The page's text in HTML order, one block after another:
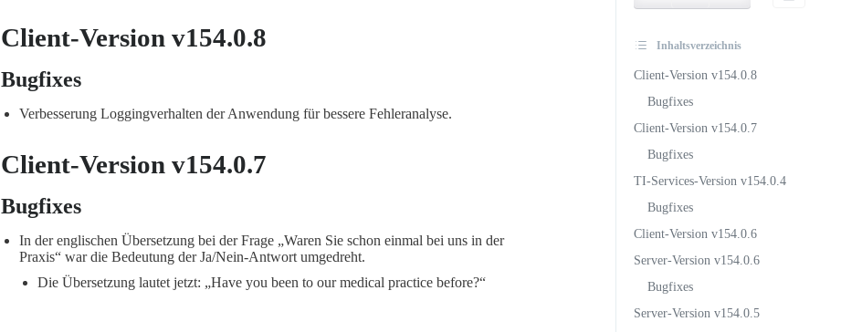
Client-Version v154.0.8
Bugfixes
Verbesserung Loggingverhalten der Anwendung für bessere Fehleranalyse.
Client-Version v154.0.7
Bugfixes
In der englischen Übersetzung bei der Frage „Waren Sie schon einmal bei uns in der
Praxis“ war die Bedeutung der Ja/Nein-Antwort umgedreht.
Die Übersetzung lautet jetzt: „Have you been to our medical practice before?“
Inhaltsverzeichnis
Client-Version v154.0.8
Bugfixes
Client-Version v154.0.7
Bugfixes
TI-Services-Version v154.0.4
Bugfixes
Client-Version v154.0.6
Server-Version v154.0.6
Bugfixes
Server-Version v154.0.5